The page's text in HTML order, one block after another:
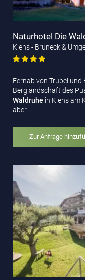
Naturhotel Die
Kiens - Bruneck &
Fernab von Trubel
Berglandschaft des
Waldruhe in Kiens am
aber…
Zur Anfrage